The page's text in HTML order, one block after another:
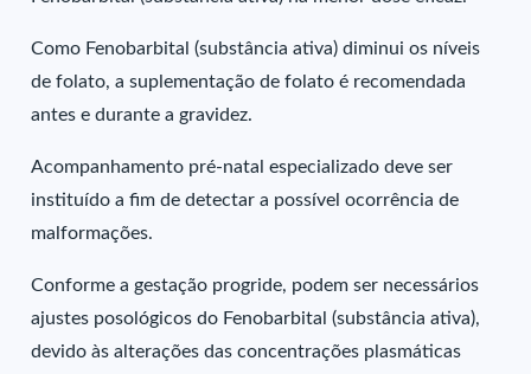
Como Fenobarbital (substância ativa) diminui os níveis
de folato, a suplementação de folato é recomendada
antes e durante a gravidez.
Acompanhamento pré-natal especializado deve ser
instituído a fim de detectar a possível ocorrência de
malformações.
Conforme a gestação progride, podem ser necessários
ajustes posológicos do Fenobarbital (substância ativa),
devido às alterações das concentrações plasmáticas